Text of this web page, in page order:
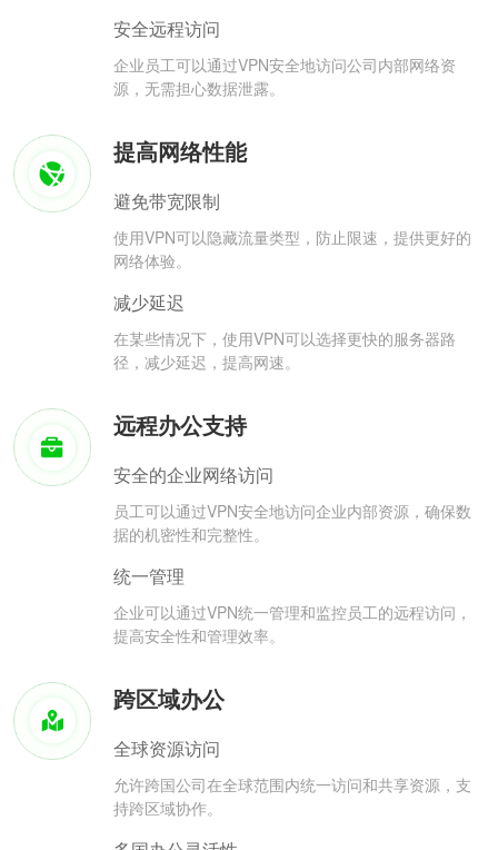
安全远程访问
企业员工可以通过VPN安全地访问公司内部网络资
源，无需担心数据泄露。
提高网络性能
避免带宽限制
使用VPN可以隐藏流量类型，防止限速，提供更好的
网络体验。
减少延迟
在某些情况下，使用VPN可以选择更快的服务器路
径，减少延迟，提高网速。
远程办公支持
安全的企业网络访问
员工可以通过VPN安全地访问企业内部资源，确保数
据的机密性和完整性。
统一管理
企业可以通过VPN统一管理和监控员工的远程访问，
提高安全性和管理效率。
跨区域办公
全球资源访问
允许跨国公司在全球范围内统一访问和共享资源，支
持跨区域协作。